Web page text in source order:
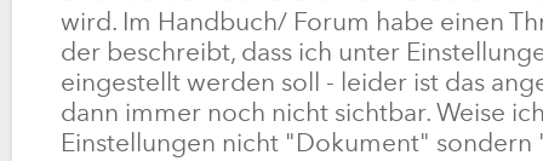
wird. Im Handbuch/ Forum habe einen
der beschreibt, dass ich unter
eingestellt werden soll - leider ist das
dann immer noch nicht sichtbar. Weise
Einstellungen nicht "Dokument" sondern